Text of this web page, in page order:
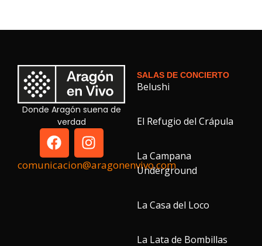
Donde Aragón suena de
verdad
comunicacion@aragonenvivo.com
SALAS DE CONCIERTO
Belushi
El Refugio del Crápula
La Campana
Underground
La Casa del Loco
La Lata de Bombillas